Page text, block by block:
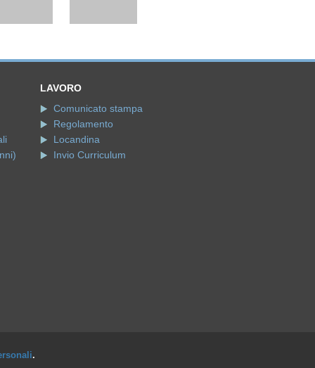
LAVORO
Comunicato stampa
Regolamento
Locandina
Invio Curriculum
.